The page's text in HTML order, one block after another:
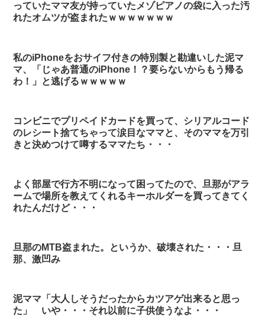
っていたママ友が持っていたメゾピアノの袋に入った汚
れたオムツが盗まれたｗｗｗｗｗｗｗ
私のiPhoneをおサイフ付きの特別製と勘違いした泥マ
マ、「じゃあ普通のiPhone！？要らないからもう帰る
わ！」と逃げるｗｗｗｗｗ
コンビニでプリペイドカードを買って、シリアルコード
のレシート捨てちゃって涙目なママと、そのママを万引
きと決めつけて噂するママたち・・・
よく部屋で行方不明になって困ってたので、旦那がアラ
ームで場所を教えてくれるキーホルダーを買ってきてく
れたんだけど・・・
旦那のMTB盗まれた。というか、破壊された・・・旦
那、激凹み
泥ママ「大人しそうだったからカツアゲ出来ると思っ
た」 いや・・・それ以前に子供使うなよ・・・